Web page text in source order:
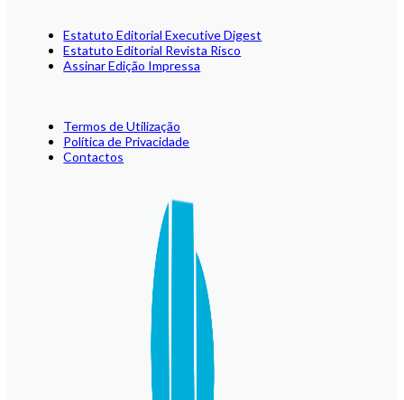
Estatuto Editorial Executive Digest
Estatuto Editorial Revista Risco
Assinar Edição Impressa
Termos de Utilização
Política de Privacidade
Contactos